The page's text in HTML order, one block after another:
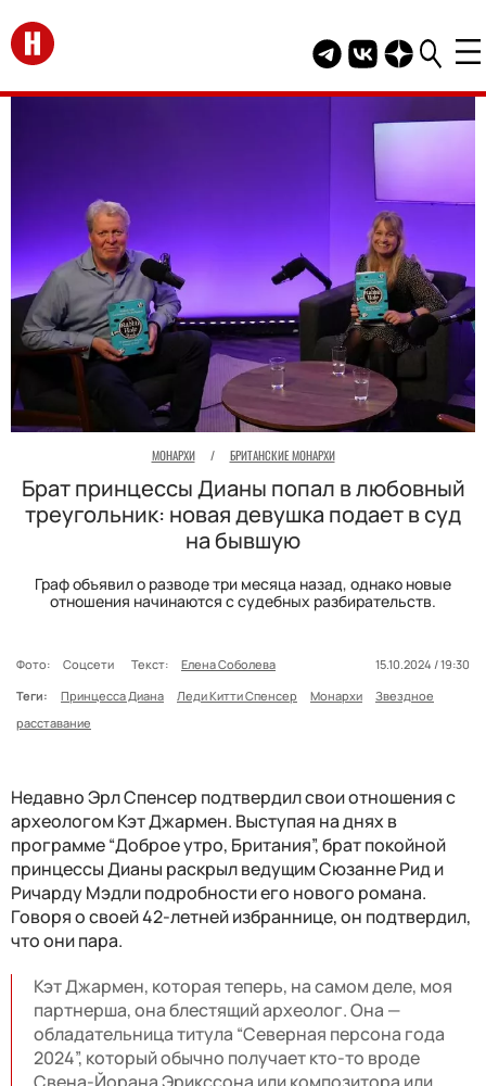
Перейти на главную
Telegram канал
Группа HELLO
Канал
МОНАРХИ / БРИТАНСКИЕ МОНАРХИ
Брат принцессы Дианы попал в любовный
треугольник: новая девушка подает в суд
на бывшую
Граф объявил о разводе три месяца назад, однако новые
отношения начинаются с судебных разбирательств.
Фото: Соцсети Текст: Елена Соболева
15.10.2024 / 19:30
Теги:
Принцесса Диана Леди Китти Спенсер Монархи
Звездное
расставание
Недавно Эрл Спенсер подтвердил свои отношения с
археологом Кэт Джармен. Выступая на днях в
программе “Доброе утро, Британия”, брат покойной
принцессы Дианы раскрыл ведущим Сюзанне Рид и
Ричарду Мэдли подробности его нового романа.
Говоря о своей 42-летней избраннице, он подтвердил,
что они пара.
Кэт Джармен, которая теперь, на самом деле, моя
партнерша, она блестящий археолог. Она —
обладательница титула “Северная персона года
2024”, который обычно получает кто-то вроде